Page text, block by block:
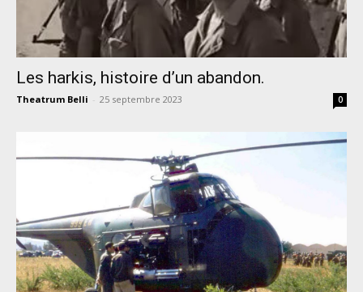
Les harkis, histoire d’un abandon.
Theatrum Belli - 25 septembre 2023 0